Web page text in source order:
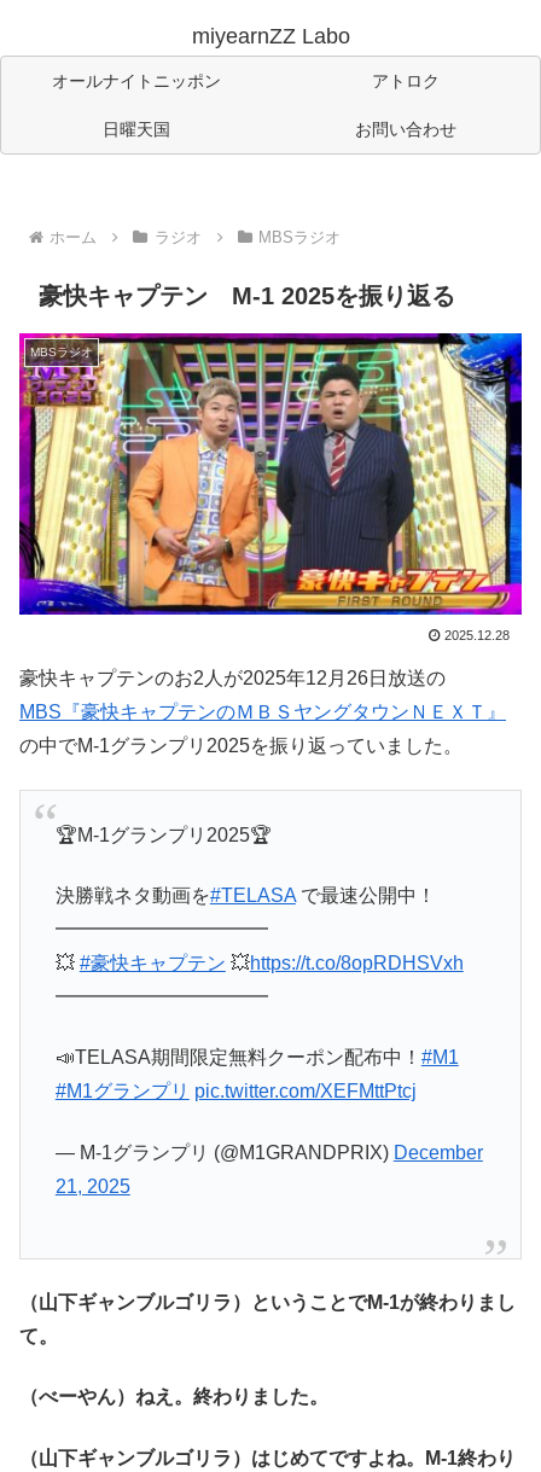
miyearnZZ Labo
オールナイトニッポン アトロク
日曜天国 お問い合わせ
ホーム ラジオ MBSラジオ
豪快キャプテン M-1 2025を振り返る
MBSラジオ
2025.12.28
豪快キャプテンのお2人が2025年12月26日放送の
MBS『豪快キャプテンのＭＢＳヤングタウンＮＥＸＴ』
の中でM-1グランプリ2025を振り返っていました。
🏆M-1グランプリ2025🏆
決勝戦ネタ動画を#TELASAで最速公開中！
━━━━━━━━━━━
💥 #豪快キャプテン 💥https://t.co/8opRDHSVxh
━━━━━━━━━━━
📣TELASA期間限定無料クーポン配布中！ #M1
#M1グランプリ pic.twitter.com/XEFMttPtcj
— M-1グランプリ (@M1GRANDPRIX) December
21, 2025
（山下ギャンブルゴリラ）ということでM-1が終わりまし
て。
（べーやん）ねえ。終わりました。
（山下ギャンブルゴリラ）はじめてですよね。M-1終わり